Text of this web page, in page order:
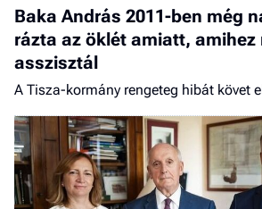
Baka András 2011-ben még
rázta az öklét amiatt, amihez
asszisztál
A Tisza-kormány rengeteg hibát követ